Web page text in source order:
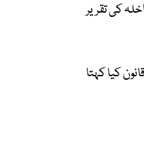
کی تقریر
کیا کہتا